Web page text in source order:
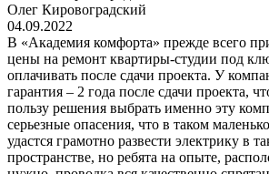
Олег Кировоградский
04.09.2022
В «Академия комфорта» прежде всего
цены на ремонт квартиры-студии под
оплачивать после сдачи проекта. У
гарантия – 2 года после сдачи проекта,
пользу решения выбрать именно эту
серьезные опасения, что в таком
удастся грамотно развести электрику в
пространстве, но ребята на опыте,